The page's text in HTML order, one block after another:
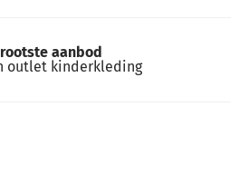
aanbod
outlet kinderkleding